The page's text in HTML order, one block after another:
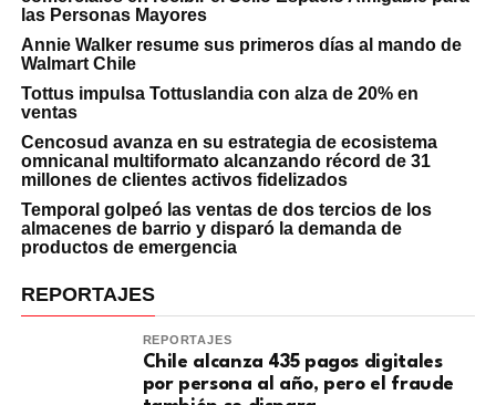
las Personas Mayores
Annie Walker resume sus primeros días al mando de
Walmart Chile
Tottus impulsa Tottuslandia con alza de 20% en
ventas
Cencosud avanza en su estrategia de ecosistema
omnicanal multiformato alcanzando récord de 31
millones de clientes activos fidelizados
Temporal golpeó las ventas de dos tercios de los
almacenes de barrio y disparó la demanda de
productos de emergencia
REPORTAJES
REPORTAJES
Chile alcanza 435 pagos digitales
por persona al año, pero el fraude